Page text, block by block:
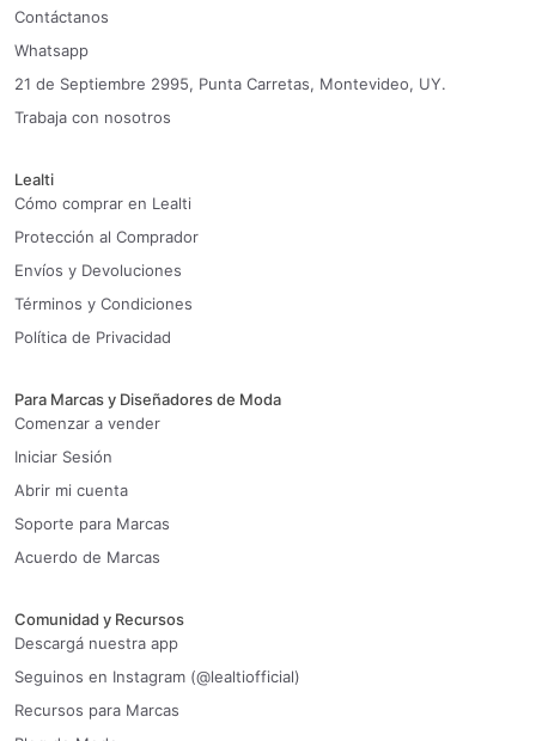
Contáctanos
Whatsapp
21 de Septiembre 2995, Punta Carretas, Montevideo, UY.
Trabaja con nosotros
Lealti
Cómo comprar en Lealti
Protección al Comprador
Envíos y Devoluciones
Términos y Condiciones
Política de Privacidad
Para Marcas y Diseñadores de Moda
Comenzar a vender
Iniciar Sesión
Abrir mi cuenta
Soporte para Marcas
Acuerdo de Marcas
Comunidad y Recursos
Descargá nuestra app
Seguinos en Instagram (@lealtiofficial)
Recursos para Marcas